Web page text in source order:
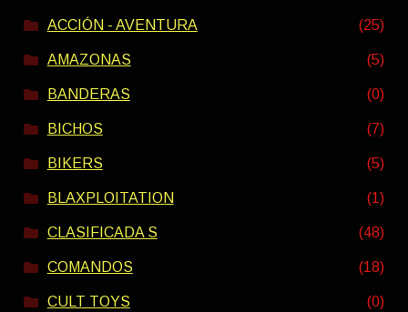
ACCIÓN - AVENTURA (25)
AMAZONAS (5)
BANDERAS (0)
BICHOS (7)
BIKERS (5)
BLAXPLOITATION (1)
CLASIFICADA S (48)
COMANDOS (18)
CULT TOYS (0)